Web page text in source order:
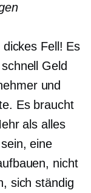
Fell! Es
Geld
und
Es braucht
als alles
eine
nicht
sich ständig